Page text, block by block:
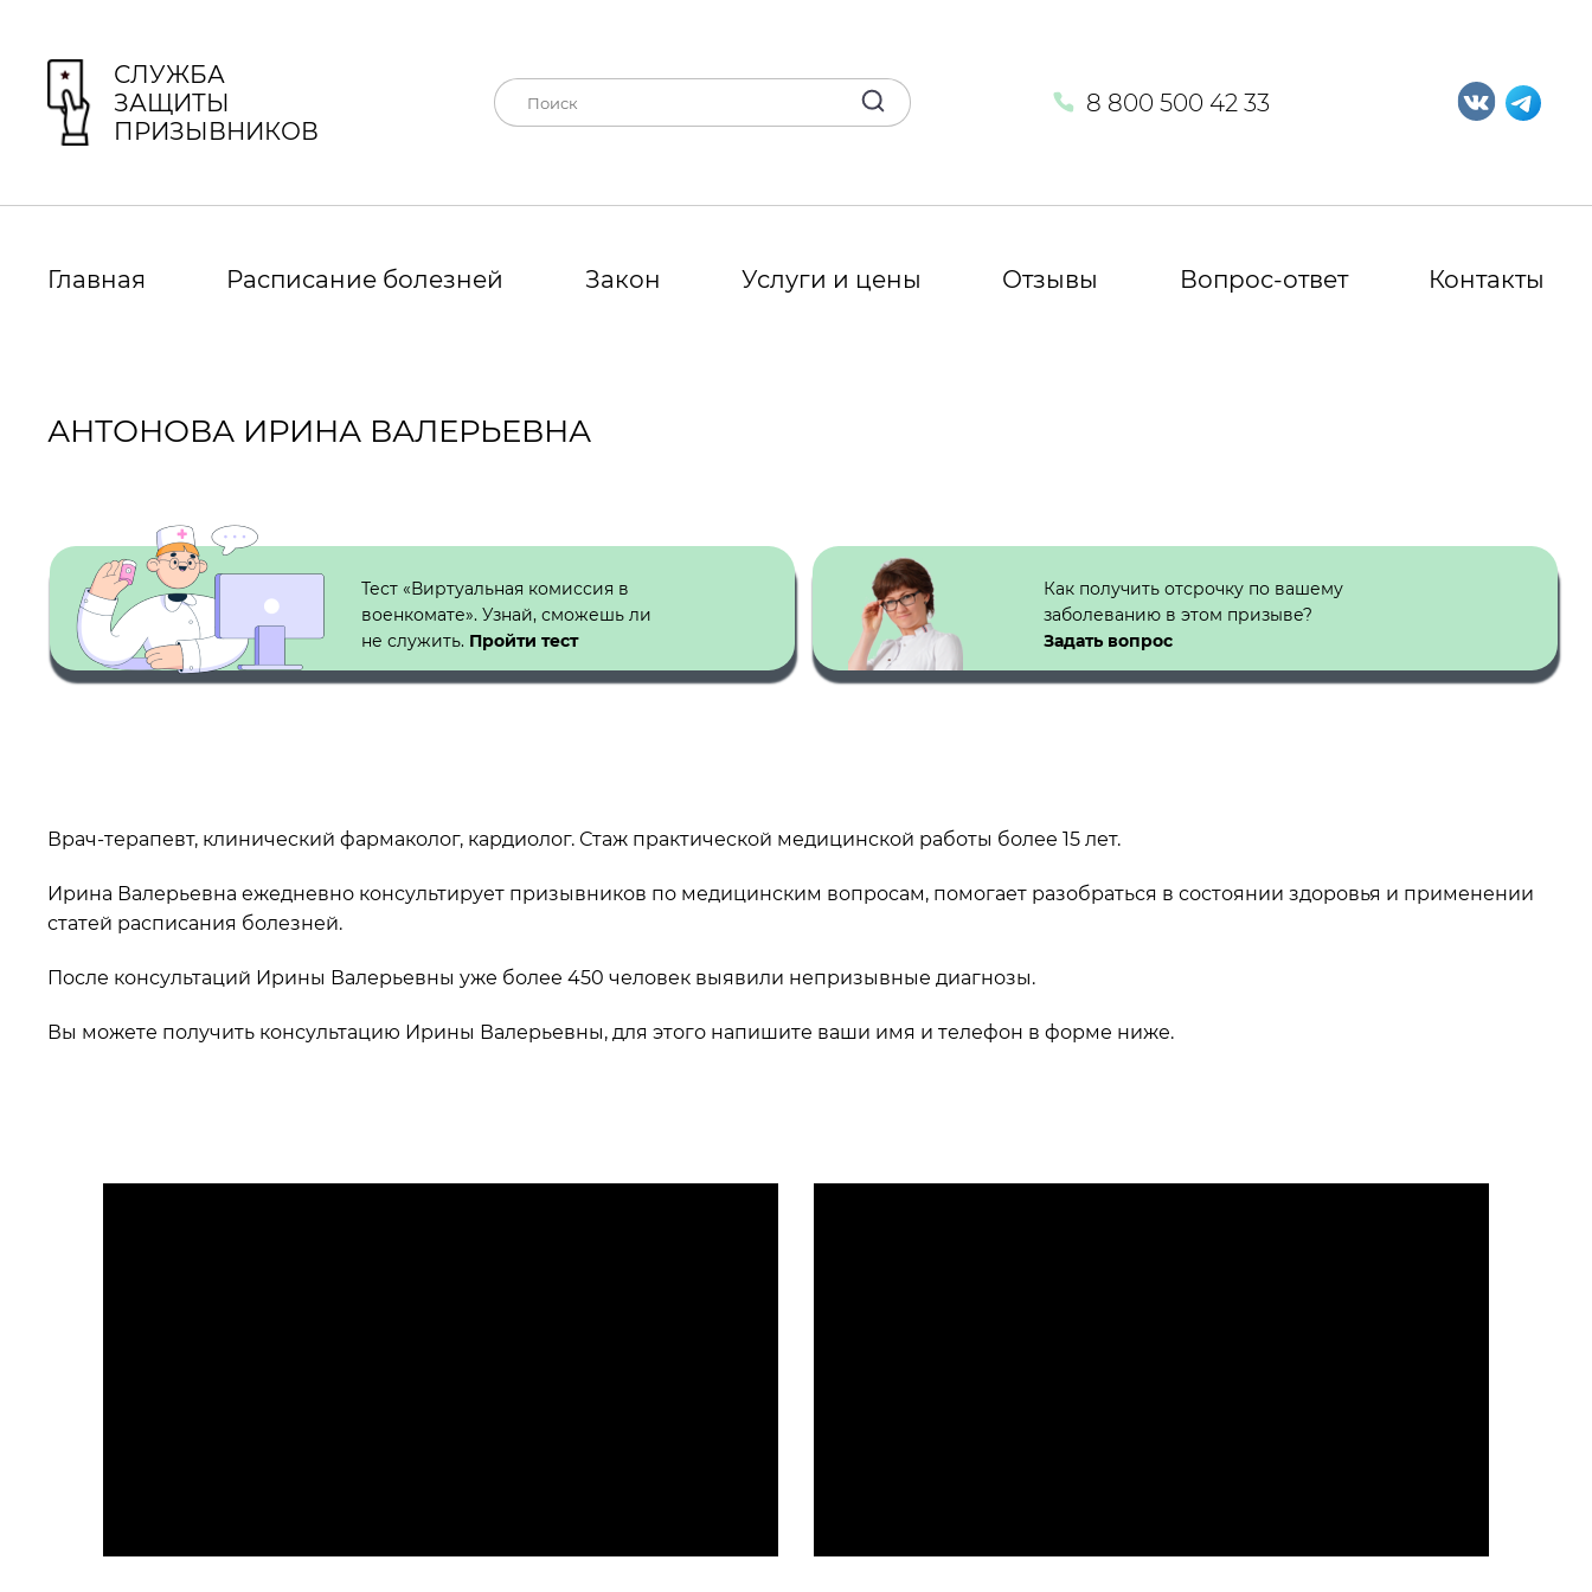
СЛУЖБА
ЗАЩИТЫ
ПРИЗЫВНИКОВ
8 800 500 42 33
Главная Расписание болезней Закон Услуги и цены Отзывы Вопрос-ответ Контакты
АНТОНОВА ИРИНА ВАЛЕРЬЕВНА
Кнопка №1
Тест «Виртуальная комиссия в
военкомате». Узнай, сможешь ли
не служить. Пройти тест
Как получить отсрочку по вашему
заболеванию в этом призыве?
Задать вопрос
Врач-терапевт, клинический фармаколог, кардиолог. Стаж практической медицинской работы более 15 лет.
Ирина Валерьевна ежедневно консультирует призывников по медицинским вопросам, помогает разобраться в состоянии здоровья и применении
статей расписания болезней.
После консультаций Ирины Валерьевны уже более 450 человек выявили непризывные диагнозы.
Вы можете получить консультацию Ирины Валерьевны, для этого напишите ваши имя и телефон в форме ниже.